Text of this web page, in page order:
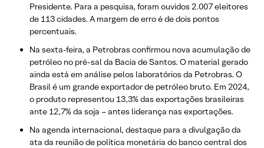
Presidente. Para a pesquisa, foram ouvidos 2.007 eleitores
de 113 cidades. A margem de erro é de dois pontos
percentuais.
Na sexta-feira, a Petrobras confirmou nova acumulação de
petróleo no pré-sal da Bacia de Santos. O material gerado
ainda está em análise pelos laboratórios da Petrobras. O
Brasil é um grande exportador de petróleo bruto. Em 2024,
o produto representou 13,3% das exportações brasileiras
ante 12,7% da soja – antes liderança nas exportações.
Na agenda internacional, destaque para a divulgação da
ata da reunião de política monetária do banco central dos